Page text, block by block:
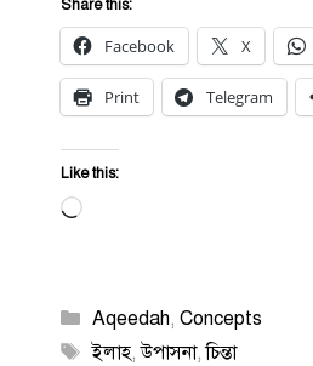
Share this:
Facebook X
Print Telegram
Like this:
Loading…
Categories
Aqeedah, Concepts
Tags
ইলাহ,উপাসনা,চিন্তা